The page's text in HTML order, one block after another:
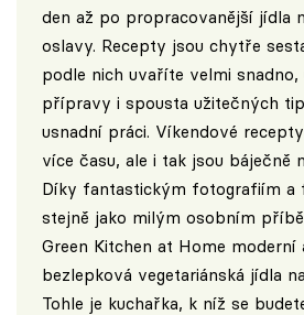
den až po propracovanější jídla
oslavy. Recepty jsou chytře
podle nich uvaříte velmi snadno,
přípravy i spousta užitečných
usnadní práci. Víkendové
více času, ale i tak jsou báječně
Díky fantastickým fotografiím a
stejně jako milým osobním
Green Kitchen at Home moderní
bezlepková vegetariánská jídla
Tohle je kuchařka, k níž se